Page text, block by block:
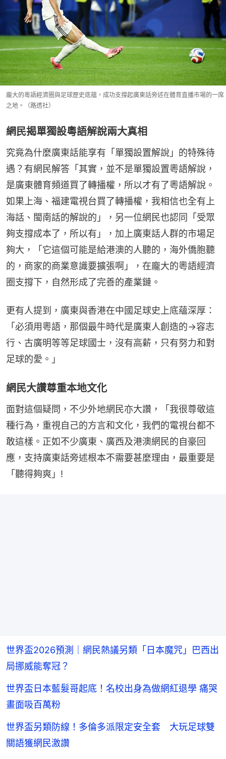
龐大的粵語經濟圈與足球歷史底蘊，成功支撐起廣東話旁述在體育直播市場的一席
之地。（路透社）
網民揭單獨設粵語解說兩大真相
究竟為什麼廣東話能享有「單獨設置解說」的特殊待
遇？有網民解答「其實，並不是單獨設置粵語解說，
是廣東體育頻道買了轉播權，所以才有了粵語解說。
如果上海、福建電視台買了轉播權，我相信也全有上
海話、閩南話的解說的」，另一位網民也認同「受眾
夠支撐成本了，所以有」，加上廣東話人群的市場足
夠大，「它這個可能是給港澳的人聽的，海外僑胞聽
的，商家的商業意識要擴張啊」，在龐大的粵語經濟
圈支撐下，自然形成了完善的產業鏈。
更有人提到，廣東與香港在中國足球史上底蘊深厚：
「必須用粵語，那個最牛時代是廣東人創造的→容志
行、古廣明等等足球國士，沒有高薪，只有努力和對
足球的愛。」
網民大讚尊重本地文化
面對這個疑問，不少外地網民亦大讚，「我很尊敬這
種行為，重視自己的方言和文化，我們的電視台都不
敢這樣。正如不少廣東、廣西及港澳網民的自豪回
應，支持廣東話旁述根本不需要甚麼理由，最重要是
「聽得夠爽」!
世界盃2026預測｜網民熱議另類「日本魔咒」巴西出
局挪威能奪冠？
世界盃日本藍髮哥起底！名校出身為做網紅退學 痛哭
畫面吸百萬粉
世界盃另類防線！多倫多派限定安全套 大玩足球雙
關語獲網民激讚